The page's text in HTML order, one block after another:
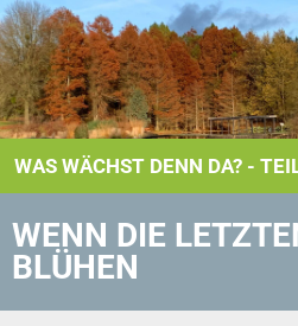
WAS WÄCHST DENN DA? -
WENN DIE
BLÜHEN